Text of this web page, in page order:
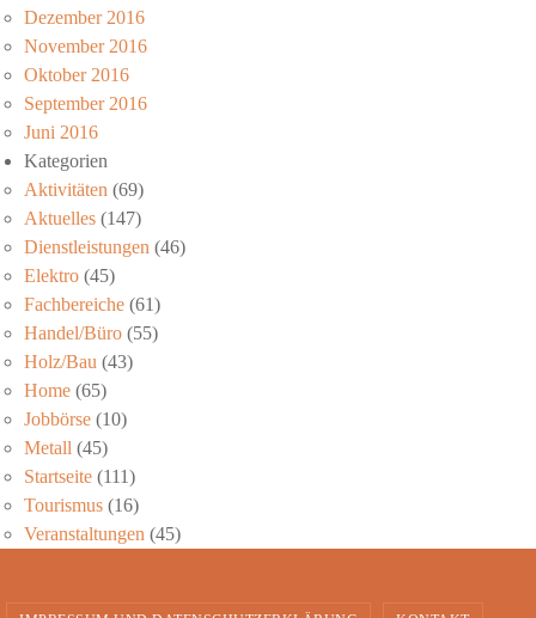
Dezember 2016
November 2016
Oktober 2016
September 2016
Juni 2016
Kategorien
Aktivitäten (69)
Aktuelles (147)
Dienstleistungen (46)
Elektro (45)
Fachbereiche (61)
Handel/Büro (55)
Holz/Bau (43)
Home (65)
Jobbörse (10)
Metall (45)
Startseite (111)
Tourismus (16)
Veranstaltungen (45)